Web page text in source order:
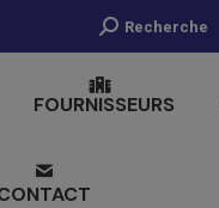
Recherche
Recherche
FOURNISSEURS